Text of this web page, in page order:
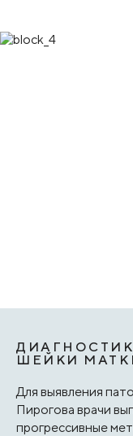
Лейкоплакию
ШЕЙКИ
Для выявления
Пирогова врачи
прогрессивные